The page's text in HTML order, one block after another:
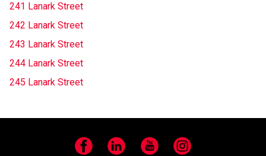
241 Lanark Street
242 Lanark Street
243 Lanark Street
244 Lanark Street
245 Lanark Street
Facebook LinkedIn YouTube Instagram